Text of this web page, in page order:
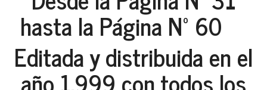
hasta la Página Nº 60
Editada y distribuida en el